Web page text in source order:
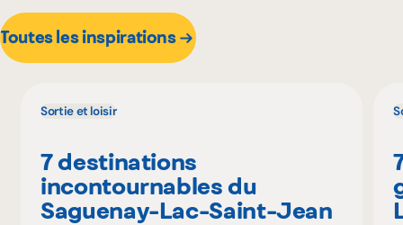
Toutes les inspirations
Sortie et loisir
7 destinations
incontournables du
Saguenay-Lac-Saint-Jean